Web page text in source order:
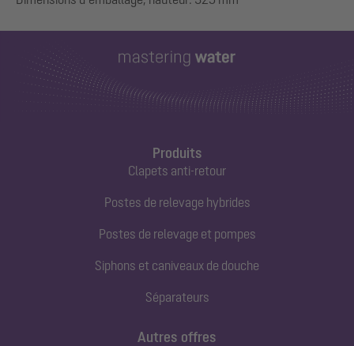
Produits
Clapets anti-retour
Postes de relevage hybrides
Postes de relevage et pompes
Siphons et caniveaux de douche
Séparateurs
Autres offres